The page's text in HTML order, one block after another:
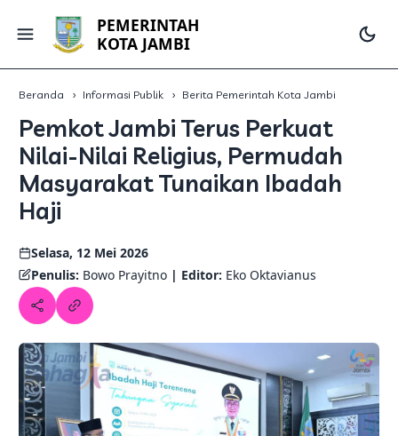
PEMERINTAH
KOTA JAMBI
Beranda Informasi Publik Berita Pemerintah Kota Jambi
Pemkot Jambi Terus Perkuat
Nilai-Nilai Religius, Permudah
Masyarakat Tunaikan Ibadah
Haji
Selasa, 12 Mei 2026
Penulis: Bowo Prayitno| Editor: Eko Oktavianus